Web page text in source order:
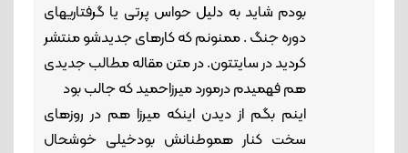
بودم شاید به دلیل حواس پرتی یا گرفتاریهای
دوره جنگ . ممنونم که کارهای جدیدشو منتشر
کردید در سایتتون. در متن مقاله مطالب جدیدی
هم فهمیدم درمورد میرزاحمید که جالب بود
اینم بگم از دیدن اینکه میرزا هم در روزهای
سخت کنار هموطنانش بودخیلی خوشحال